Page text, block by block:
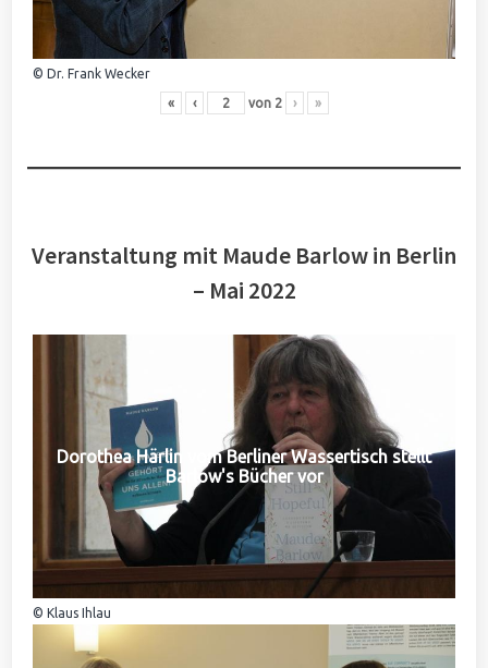
© Dr. Frank Wecker
« ‹ von 2 › »
Veranstaltung mit Maude Barlow in Berlin
– Mai 2022
Dorothea Härlin vom Berliner Wassertisch stellt
Barlow's Bücher vor
© Klaus Ihlau